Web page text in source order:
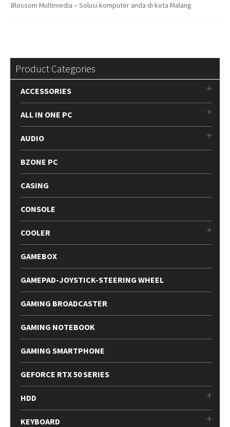
Blossom Multimedia – Solusi komputer anda di kota Malang
Product Categories
ACCESSORIES
ALL IN ONE PC
AUDIO
BZONE PC
CASING
CONSOLE
COOLER
GAMEBOX
GAMEPAD-JOYSTICK-STEERING WHEEL
GAMING BROADCASTER
GAMING NOTEBOOK
GAMING SMARTPHONE
GEFORCE RTX 50 SERIES
HDD
KEYBOARD